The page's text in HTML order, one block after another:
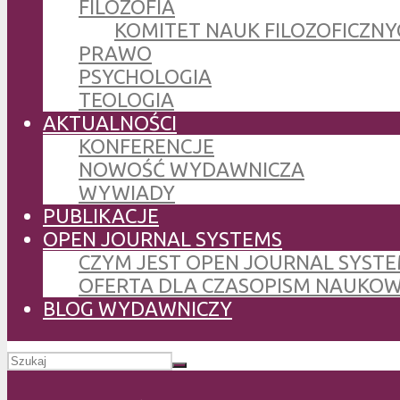
FILOZOFIA
KOMITET NAUK
PRAWO
PSYCHOLOGIA
TEOLOGIA
AKTUALNOŚCI
KONFERENCJE
NOWOŚĆ WYDAWNICZA
WYWIADY
PUBLIKACJE
OPEN JOURNAL SYSTEMS
CZYM JEST OPEN JOURNAL
OFERTA DLA CZASOPISM
BLOG WYDAWNICZY